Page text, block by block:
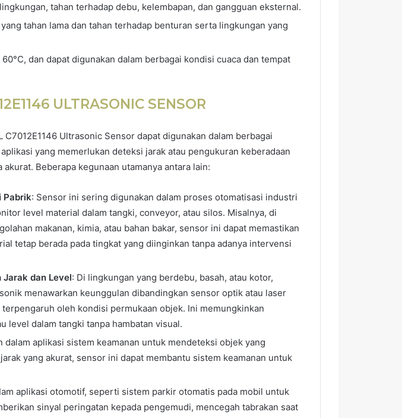
tahan terhadap debu, kelembapan, dan gangguan eksternal.
tahan lama dan tahan terhadap benturan serta lingkungan yang
dan dapat digunakan dalam berbagai kondisi cuaca dan tempat
ULTRASONIC SENSOR
C7012E1146 Ultrasonic Sensor dapat digunakan dalam berbagai
yang memerlukan deteksi jarak atau pengukuran keberadaan
akurat. Beberapa kegunaan utamanya antara lain:
Pabrik: Sensor ini sering digunakan dalam proses otomatisasi industri
level material dalam tangki, conveyor, atau silos. Misalnya, di
makanan, kimia, atau bahan bakar, sensor ini dapat memastikan
tetap berada pada tingkat yang diinginkan tanpa adanya intervensi
Jarak dan Level: Di lingkungan yang berdebu, basah, atau kotor,
menawarkan keunggulan dibandingkan sensor optik atau laser
terpengaruh oleh kondisi permukaan objek. Ini memungkinkan
level dalam tangki tanpa hambatan visual.
dalam aplikasi sistem keamanan untuk mendeteksi objek yang
yang akurat, sensor ini dapat membantu sistem keamanan untuk
aplikasi otomotif, seperti sistem parkir otomatis pada mobil untuk
sinyal peringatan kepada pengemudi, mencegah tabrakan saat